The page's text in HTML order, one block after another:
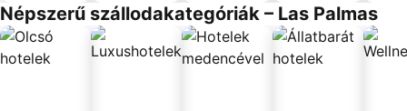
Népszerű szállodakategóriák – Las Palmas